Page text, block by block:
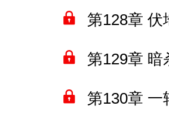
第128章 伏
第129章 暗
第130章 一